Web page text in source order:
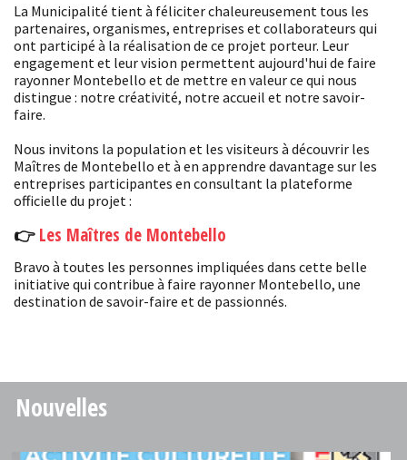
La Municipalité tient à féliciter chaleureusement tous les
partenaires, organismes, entreprises et collaborateurs qui
ont participé à la réalisation de ce projet porteur. Leur
engagement et leur vision permettent aujourd'hui de faire
rayonner Montebello et de mettre en valeur ce qui nous
distingue : notre créativité, notre accueil et notre savoir-
faire.
Nous invitons la population et les visiteurs à découvrir les
Maîtres de Montebello et à en apprendre davantage sur les
entreprises participantes en consultant la plateforme
officielle du projet :
👉Les Maîtres de Montebello
Bravo à toutes les personnes impliquées dans cette belle
initiative qui contribue à faire rayonner Montebello, une
destination de savoir-faire et de passionnés.
Nouvelles